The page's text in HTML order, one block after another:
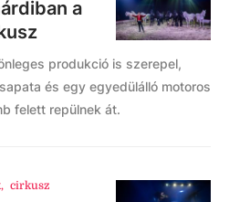
a
produkció is szerepel,
és egy egyedülálló motoros
felett repülnek át.
, cirkusz